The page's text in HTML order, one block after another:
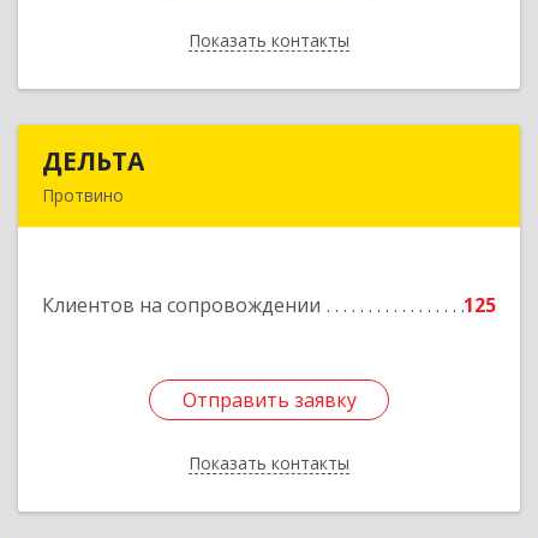
Показать контакты
Назад
ДЕЛЬТА
Протвино
Клиентов на сопровождении 125
Отправить заявку
Показать контакты
Подробнее
Отправить заявку
Назад